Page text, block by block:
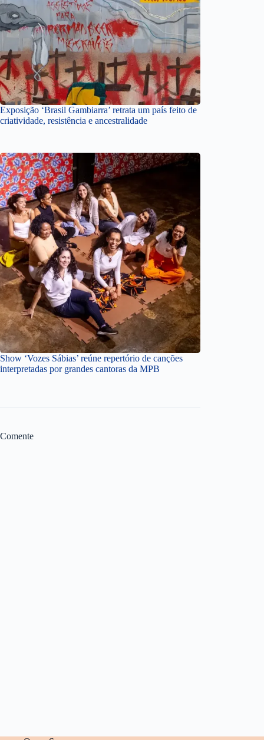
Exposição ‘Brasil Gambiarra’ retrata um país feito de
criatividade, resistência e ancestralidade
Show ‘Vozes Sábias’ reúne repertório de canções
interpretadas por grandes cantoras da MPB
Comente